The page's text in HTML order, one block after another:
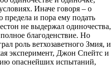
Иначе говоря – о
предела и пора ему подать
не выдержал одиночества,
благоденствие. Но
роль ветхозаветного Змия, и
эксперимент, Джон Спейтс и
опаснейших испытаний,